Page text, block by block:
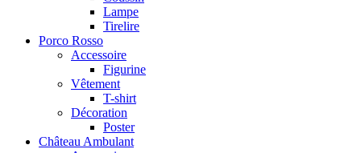
Lampe
Tirelire
Porco Rosso
Accessoire
Figurine
Vêtement
T-shirt
Décoration
Poster
Château Ambulant